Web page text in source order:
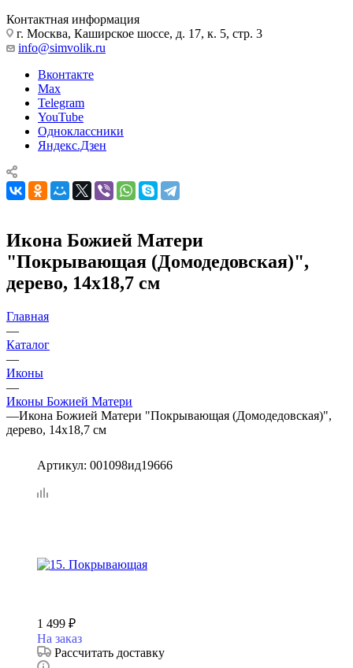
Контактная информация
г. Москва, Каширское шоссе, д. 17, к. 5, стр. 3
info@simvolik.ru
Вконтакте
Max
Telegram
YouTube
Одноклассники
Яндекс.Дзен
Икона Божией Матери
"Покрывающая (Домодедовская)",
дерево, 14х18,7 см
Главная
—
Каталог
—
Иконы
—
Иконы Божией Матери
—Икона Божией Матери "Покрывающая (Домодедовская)",
дерево, 14х18,7 см
Артикул: 001098ид19666
1 499 ₽
На заказ
Рассчитать доставку